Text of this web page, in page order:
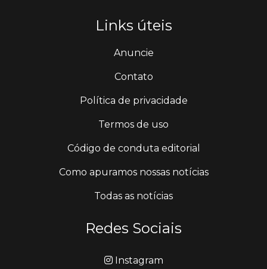
Links úteis
Anuncie
Contato
Política de privacidade
Termos de uso
Código de conduta editorial
Como apuramos nossas notícias
Todas as notícias
Redes Sociais
Instagram